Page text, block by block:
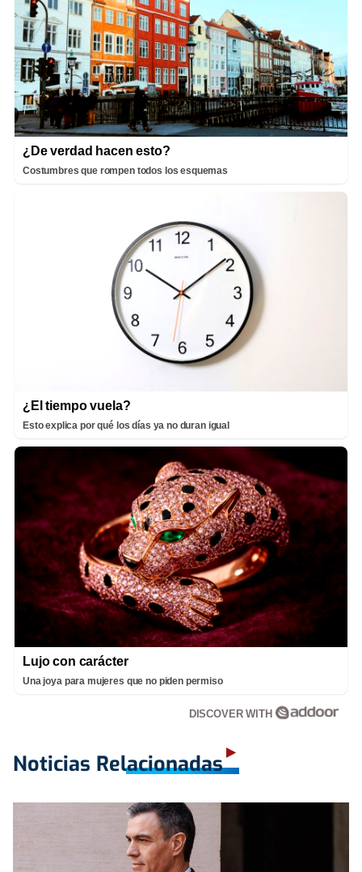
¿De verdad hacen esto?
Costumbres que rompen todos los esquemas
¿El tiempo vuela?
Esto explica por qué los días ya no duran igual
Lujo con carácter
Una joya para mujeres que no piden permiso
DISCOVER WITH
Noticias Relacionadas